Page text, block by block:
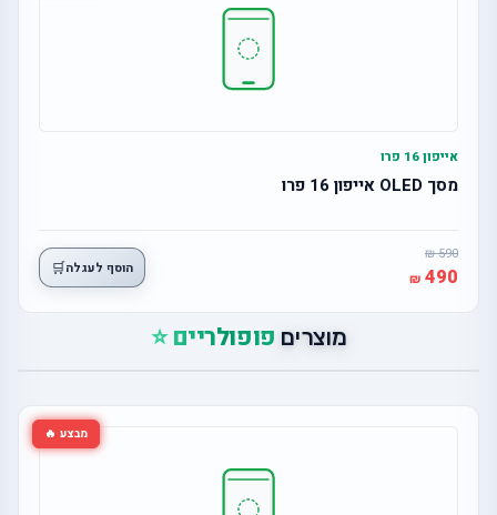
אייפון 16 פרו
מסך OLED אייפון 16 פרו
590
490 הוסף לעגלה🛒
מוצרים פופולריים ⭐
מבצע 🔥